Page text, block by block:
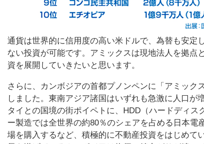
通貨は世界的に信用度の高い米ドルで、為替も安定
ない投資が可能です。アミックスは現地法人を拠点
資を展開していきたいと思います。
さらに、カンボジアの首都プノンペンに「アミック
しました。東南アジア諸国はいずれも急激に人口が
タイとの国境の街ポイペトに、HDD（ハードディス
ー製造では全世界の約80％のシェアを占める日本電
場を購入するなど、積極的に不動産投資をはじめて